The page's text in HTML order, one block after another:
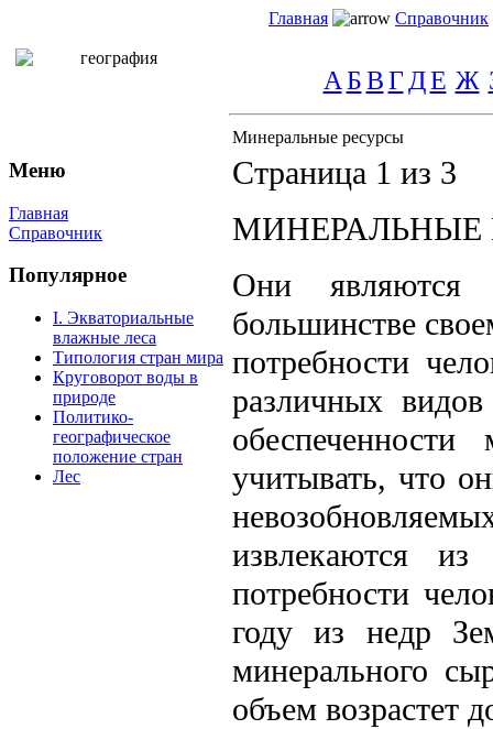
Главная Справочник
Меню
Главная
Справочник
Популярное
I. Экваториальные
влажные леса
Типология стран мира
Круговорот воды в
природе
Политико-
географическое
положение стран
Лес
А БВГ ДЕ Ж
Минеральные ресурсы
Страница 1 из 3
МИНЕРАЛЬНЫЕ
Они являются
большинстве
потребности
различных
учитывать, что
извлекаются
потребности
году из недр
минерального
объем возрастет